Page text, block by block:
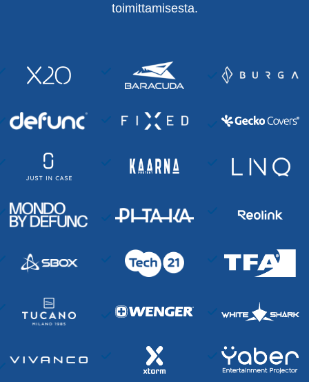
toimittamisesta.